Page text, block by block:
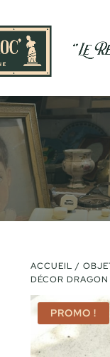
ACCUEIL /
DÉCOR
PROMO !